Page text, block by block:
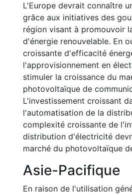
L'Europe devrait connaître
grâce aux initiatives des
région visant à promouvoir
d'énergie renouvelable. En
croissante d'efficacité
l'approvisionnement en
stimuler la croissance du
photovoltaïque de
L'investissement croissant
l'automatisation de la
complexité croissante de
distribution d'électricité
marché du photovoltaïque
Asie-Pacifique
En raison de l'utilisation